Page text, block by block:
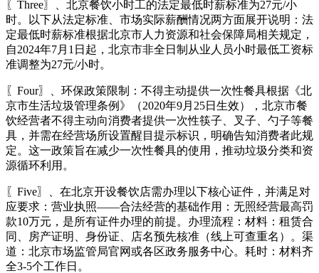
〖Three〗、北京餐饮小时工的法定最低时薪标准为27元/小
时。以下从法定标准、市场实际薪酬情况两方面展开说明：法
定最低时薪标准根据北京市人力资源和社会保障局相关规定，
自2024年7月1日起，北京市非全日制从业人员小时最低工资标
准调整为27元/小时。
〖Four〗、环保政策限制：不得主动提供一次性餐具根据《北
京市生活垃圾管理条例》（2020年9月25日生效），北京市餐
饮经营者不得主动向消费者提供一次性筷子、叉子、勺子等餐
具，并需在经营场所设置醒目提示标识，明确告知消费者此规
定。这一政策旨在减少一次性餐具的使用，推动垃圾分类和资
源循环利用。
〖Five〗、在北京开设餐饮店需办理以下核心证件，并满足对
应要求：营业执照——合法经营的基础作用：无照经营最高罚
款10万元，是所有证件办理的前提。办理流程：材料：租赁合
同、房产证明、身份证、店名预先核准（线上可查重名）。渠
道：北京市场监管局官网或各区政务服务中心。耗时：材料齐
全3-5个工作日。